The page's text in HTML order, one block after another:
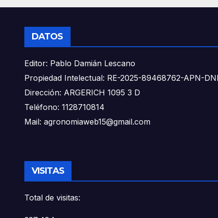
DATOS
Editor: Pablo Damián Lescano
Propiedad Intelectual: RE-2025-89468762-APN-
Dirección: ARGERICH 1095 3 D
Teléfono: 1128710814
Mail: agronomiaweb15@gmail.com
VISITAS
Total de visitas: